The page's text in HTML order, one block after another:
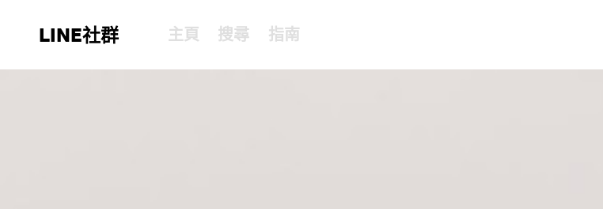
LINE社群 主頁 搜尋 指南